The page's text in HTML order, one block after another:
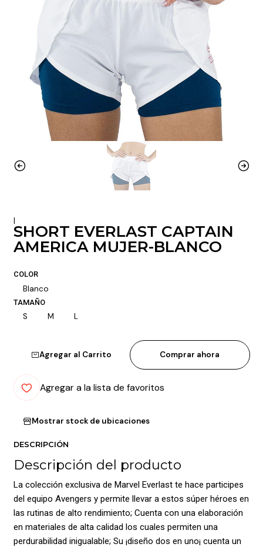
|
SHORT EVERLAST CAPTAIN
AMERICA MUJER-BLANCO
COLOR
Blanco
TAMAÑO
S M L
Agregar al Carrito Comprar ahora
Agregar a la lista de favoritos
Mostrar stock de ubicaciones
DESCRIPCIÓN
Descripción del producto
La colección exclusiva de Marvel Everlast te hace participes
del equipo Avengers y permite llevar a estos súper héroes en
las rutinas de alto rendimiento; Cuenta con una elaboración
en materiales de alta calidad los cuales permiten una
perdurabilidad inigualable; Su ¡diseño dos en uno¡ cuenta un